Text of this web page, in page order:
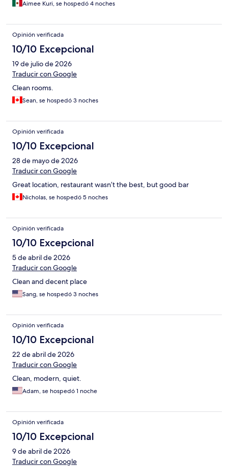
Aimee Kuri, se hospedó 4 noches
Opinión verificada
10/10 Excepcional
19 de julio de 2026
Traducir con Google
Clean rooms.
Sean, se hospedó 3 noches
Opinión verificada
10/10 Excepcional
28 de mayo de 2026
Traducir con Google
Great location, restaurant wasn’t the best, but good bar
Nicholas, se hospedó 5 noches
Opinión verificada
10/10 Excepcional
5 de abril de 2026
Traducir con Google
Clean and decent place
Sang, se hospedó 3 noches
Opinión verificada
10/10 Excepcional
22 de abril de 2026
Traducir con Google
Clean, modern, quiet.
Adam, se hospedó 1 noche
Opinión verificada
10/10 Excepcional
9 de abril de 2026
Traducir con Google